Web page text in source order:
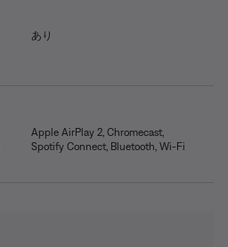
あり
Apple AirPlay 2, Chromecast,
Spotify Connect, Bluetooth, Wi-Fi